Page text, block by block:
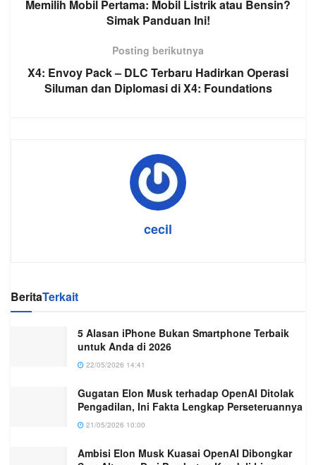
Memilih Mobil Pertama: Mobil Listrik atau Bensin?
Simak Panduan Ini!
Posting berikutnya
X4: Envoy Pack – DLC Terbaru Hadirkan Operasi
Siluman dan Diplomasi di X4: Foundations
cecil
BeritaTerkait
5 Alasan iPhone Bukan Smartphone Terbaik
untuk Anda di 2026
22/05/2026 14:41
Gugatan Elon Musk terhadap OpenAI Ditolak
Pengadilan, Ini Fakta Lengkap Perseteruannya
21/05/2026 10:00
Ambisi Elon Musk Kuasai OpenAI Dibongkar